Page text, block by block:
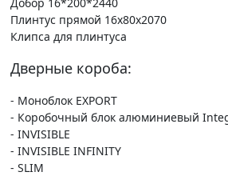
Плинтус прямой 16х80х2070
Клипса для плинтуса
Дверные короба:
- Моноблок EXPORT
- Коробочный блок алюминиевый
- INVISIBLE
- INVISIBLE INFINITY
- SLIM